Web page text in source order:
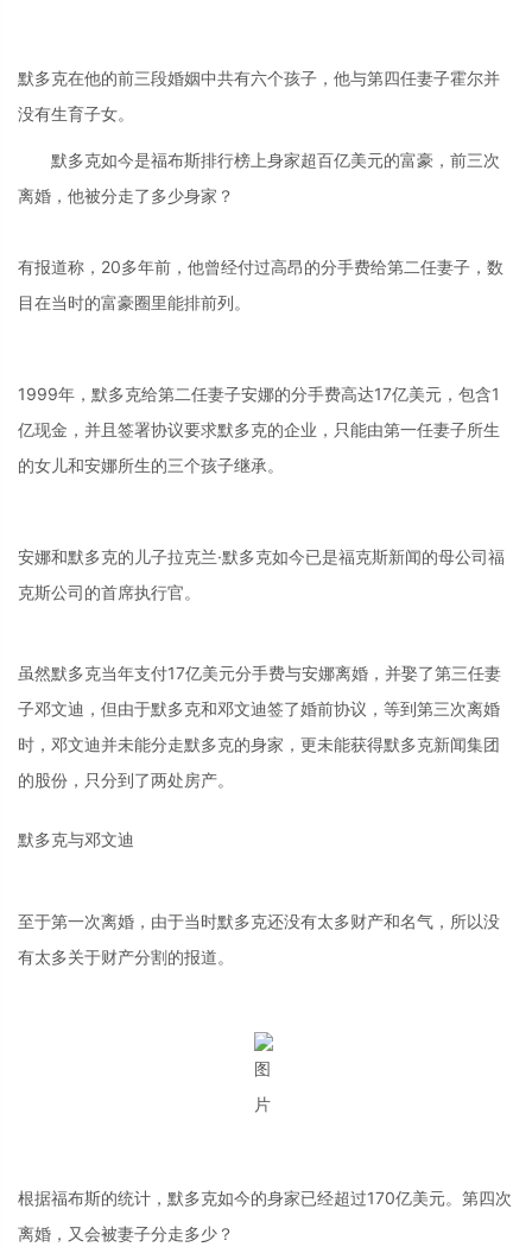
默多克在他的前三段婚姻中共有六个孩子，他与第四任妻子霍尔并
没有生育子女。
默多克如今是福布斯排行榜上身家超百亿美元的富豪，前三次
离婚，他被分走了多少身家？
有报道称，20多年前，他曾经付过高昂的分手费给第二任妻子，数
目在当时的富豪圈里能排前列。
1999年，默多克给第二任妻子安娜的分手费高达17亿美元，包含1
亿现金，并且签署协议要求默多克的企业，只能由第一任妻子所生
的女儿和安娜所生的三个孩子继承。
安娜和默多克的儿子拉克兰·默多克如今已是福克斯新闻的母公司福
克斯公司的首席执行官。
虽然默多克当年支付17亿美元分手费与安娜离婚，并娶了第三任妻
子邓文迪，但由于默多克和邓文迪签了婚前协议，等到第三次离婚
时，邓文迪并未能分走默多克的身家，更未能获得默多克新闻集团
的股份，只分到了两处房产。
默多克与邓文迪
至于第一次离婚，由于当时默多克还没有太多财产和名气，所以没
有太多关于财产分割的报道。
根据福布斯的统计，默多克如今的身家已经超过170亿美元。第四次
离婚，又会被妻子分走多少？